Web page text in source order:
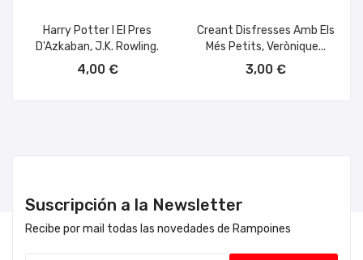
Harry Potter I El Pres
D'Azkaban, J.K. Rowling.
4,00 €
Creant Disfresses Amb Els
Més Petits, Verònique...
3,00 €
Suscripción a la Newsletter
Recibe por mail todas las novedades de Rampoines